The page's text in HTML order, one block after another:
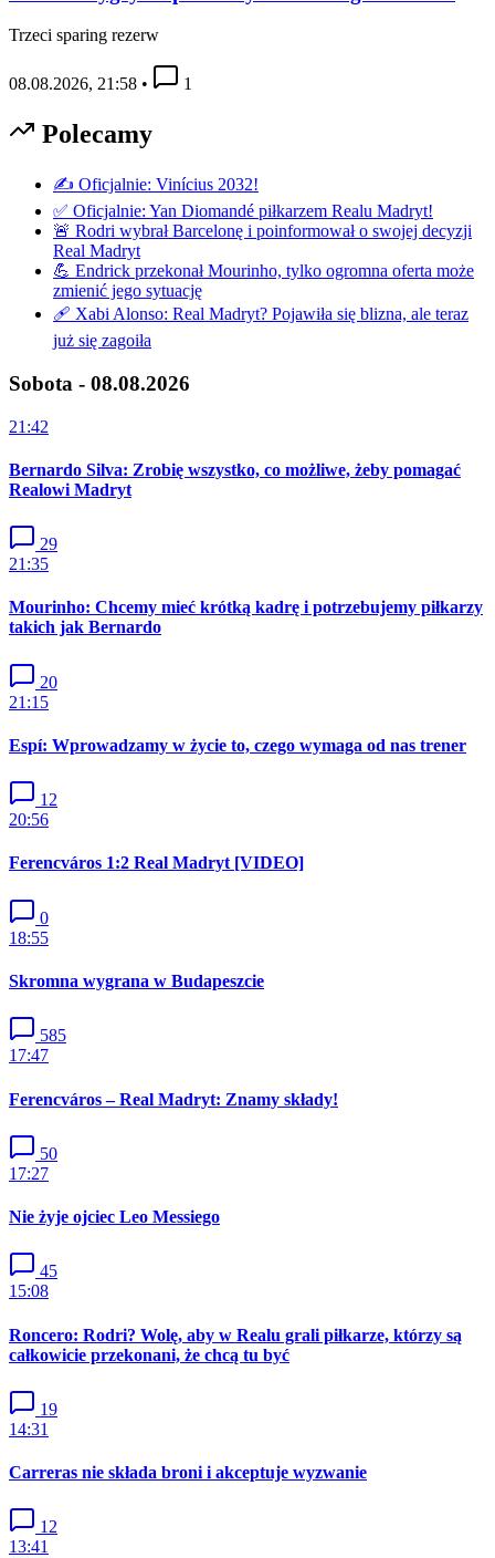
Trzeci sparing rezerw
08.08.2026, 21:58 • 1
Polecamy
✍️ Oficjalnie: Vinícius 2032!
✅ Oficjalnie: Yan Diomandé piłkarzem Realu Madryt!
🚨 Rodri wybrał Barcelonę i poinformował o swojej decyzji
Real Madryt
💪 Endrick przekonał Mourinho, tylko ogromna oferta może
zmienić jego sytuację
🩹 Xabi Alonso: Real Madryt? Pojawiła się blizna, ale teraz
już się zagoiła
Sobota - 08.08.2026
21:42
Bernardo Silva: Zrobię wszystko, co możliwe, żeby pomagać
Realowi Madryt
29
21:35
Mourinho: Chcemy mieć krótką kadrę i potrzebujemy piłkarzy
takich jak Bernardo
20
21:15
Espí: Wprowadzamy w życie to, czego wymaga od nas trener
12
20:56
Ferencváros 1:2 Real Madryt [VIDEO]
0
18:55
Skromna wygrana w Budapeszcie
585
17:47
Ferencváros – Real Madryt: Znamy składy!
50
17:27
Nie żyje ojciec Leo Messiego
45
15:08
Roncero: Rodri? Wolę, aby w Realu grali piłkarze, którzy są
całkowicie przekonani, że chcą tu być
19
14:31
Carreras nie składa broni i akceptuje wyzwanie
12
13:41